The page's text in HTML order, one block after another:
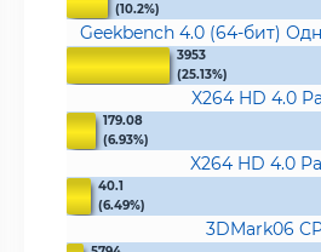
(10.2%)
Geekbench 4.0 (64-бит)
3953
(25.13%)
X264 HD 4.0
179.08
(6.93%)
X264 HD 4.0
40.1
(6.49%)
3DMark06